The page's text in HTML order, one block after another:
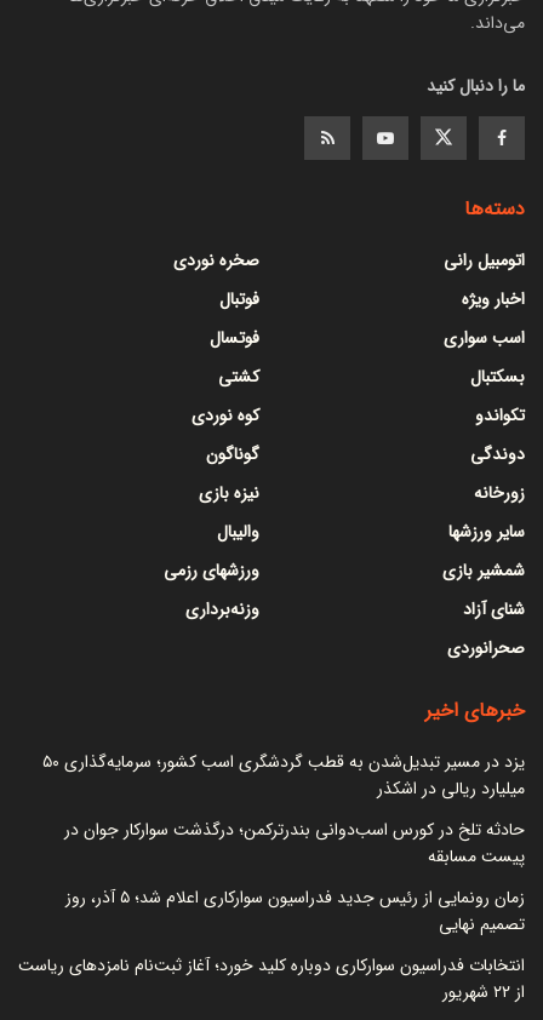
می‌داند.
ما را دنبال کنید
دسته‌ها
اتومبیل رانی
اخبار ویژه
اسب سواری
بسکتبال
تکواندو
دوندگی
زورخانه
سایر ورزشها
شمشیر بازی
شنای آزاد
صحرانوردی
صخره نوردی
فوتبال
فوتسال
کشتی
کوه نوردی
گوناگون
نیزه بازی
والیبال
ورزشهای رزمی
وزنه‌برداری
خبرهای اخیر
یزد در مسیر تبدیل‌شدن به قطب گردشگری اسب کشور؛ سرمایه‌گذاری ۵۰
میلیارد ریالی در اشکذر
حادثه تلخ در کورس اسب‌دوانی بندرترکمن؛ درگذشت سوارکار جوان در
پیست مسابقه
زمان رونمایی از رئیس جدید فدراسیون سوارکاری اعلام شد؛ ۵ آذر، روز
تصمیم نهایی
انتخابات فدراسیون سوارکاری دوباره کلید خورد؛ آغاز ثبت‌نام نامزدهای ریاست
از ۲۲ شهریور